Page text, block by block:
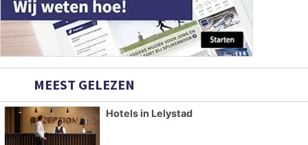
MEEST GELEZEN
Hotels in Lelystad